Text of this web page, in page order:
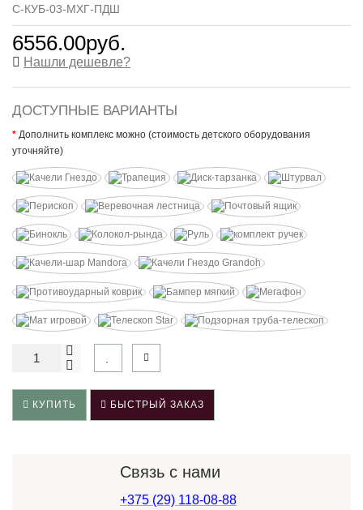
С-КУБ-03-МХГ-ПДШ
6556.00руб.
Нашли дешевле?
ДОСТУПНЫЕ ВАРИАНТЫ
Дополнить комплекс можно (стоимость детского оборудования
уточняйте)
КУПИТЬ БЫСТРЫЙ ЗАКАЗ
Связь с нами
+375 (29) 118-08-88